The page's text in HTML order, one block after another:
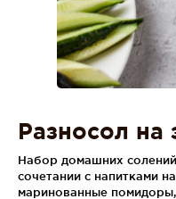
Разносол на
Набор домашних
сочетании с напитками
маринованные